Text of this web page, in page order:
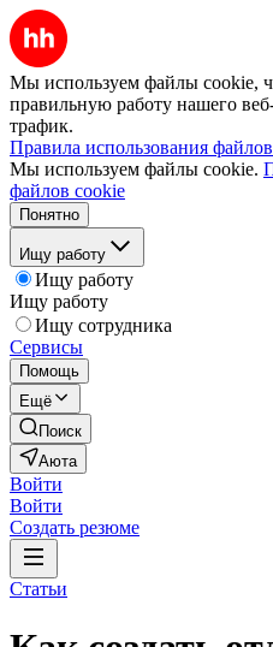
Мы используем файлы cookie,
правильную работу нашего
трафик.
Правила использования
Мы используем файлы cookie.
файлов cookie
Понятно
Ищу работу
Ищу работу
Ищу работу
Ищу сотрудника
Сервисы
Помощь
Ещё
Поиск
Аюта
Войти
Войти
Создать резюме
Статьи